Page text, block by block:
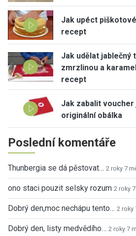
Jak upéct
recept
Jak udělat jablečný
zmrzlinou a
recept
Jak zabalit
originální obálka
Poslední komentáře
Thunbergia se dá pěstovat… 2 roky 7
ono staci pouzit selsky rozum 2 roky
Dobrý den,moc nechápu tento… 2 roky
Dobrý den, listy medvědího… 2 roky 7